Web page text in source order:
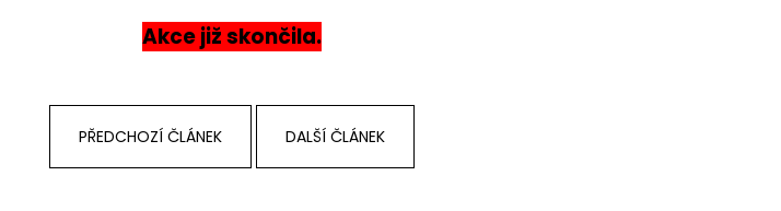
Akce již skončila.
PŘEDCHOZÍ ČLÁNEK DALŠÍ ČLÁNEK